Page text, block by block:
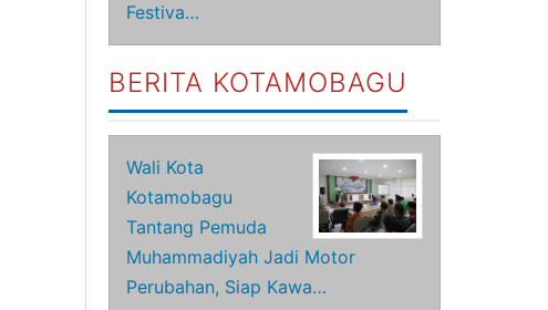
Festiva…
BERITA KOTAMOBAGU
Wali Kota
Kotamobagu
Tantang Pemuda
Muhammadiyah Jadi Motor
Perubahan, Siap Kawa…